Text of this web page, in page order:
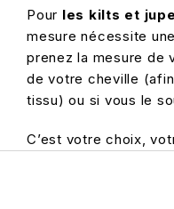
Pour les kilts et
mesure nécessite
prenez la mesure de
de votre cheville
tissu) ou si vous le
C’est votre choix,